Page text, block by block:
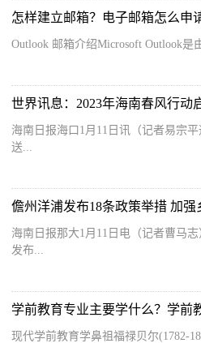
怎样建立邮箱？电子邮箱怎么申
Outlook 邮箱介绍Microsoft Outlook是
海南日报海口1月11日讯（记者易宗
送...
儋州洋浦发布18条政策举措 加强
海南日报那大1月11日电（记者曹马
发布...
学前教育专业主要学什么？学前
现代学前教育学鼻祖福禄贝尔(1782-